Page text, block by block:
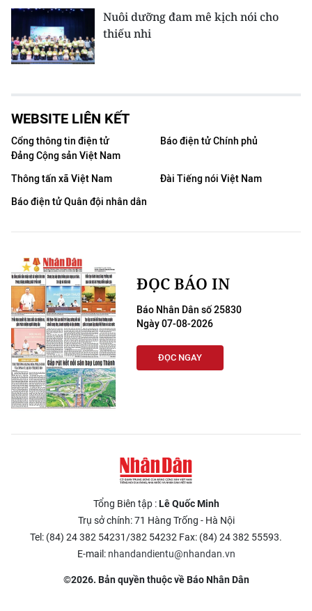
Nuôi dưỡng đam mê kịch nói cho
thiếu nhi
WEBSITE LIÊN KẾT
Cổng thông tin điện tử
Đảng Cộng sản Việt Nam
Báo điện tử Chính phủ
Thông tấn xã Việt Nam
Đài Tiếng nói Việt Nam
Báo điện tử Quân đội nhân dân
ĐỌC BÁO IN
Báo Nhân Dân số 25830
Ngày 07-08-2026
ĐỌC NGAY
Tổng Biên tập :Lê Quốc Minh
Trụ sở chính: 71 Hàng Trống - Hà Nội
Tel: (84) 24 382 54231/382 54232 Fax: (84) 24 382 55593.
E-mail: nhandandientu@nhandan.vn
©2026. Bản quyền thuộc về Báo Nhân Dân